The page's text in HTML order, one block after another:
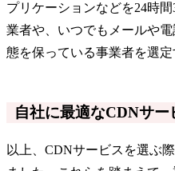
プリケーションなどを24時
業者や、いつでもメールや
態を保っている事業者を選定
自社に最適なCDNサー
以上、CDNサービスを選ぶ